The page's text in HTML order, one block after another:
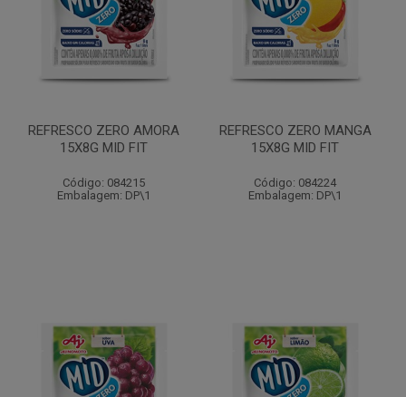
REFRESCO ZERO AMORA
15X8G MID FIT
Código: 084215
Embalagem: DP\1
REFRESCO ZERO MANGA
15X8G MID FIT
Código: 084224
Embalagem: DP\1